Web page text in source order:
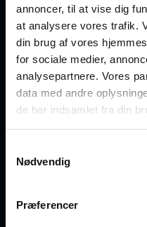
annoncer, til at vise dig
at analysere vores trafik.
din brug af vores
for sociale medier,
analysepartnere. Vores
data med andre
de har indsamlet fra din
Nødvendig
Præferencer
Hvis du ikke kan få
opfordres du til at
hvis du er medlem